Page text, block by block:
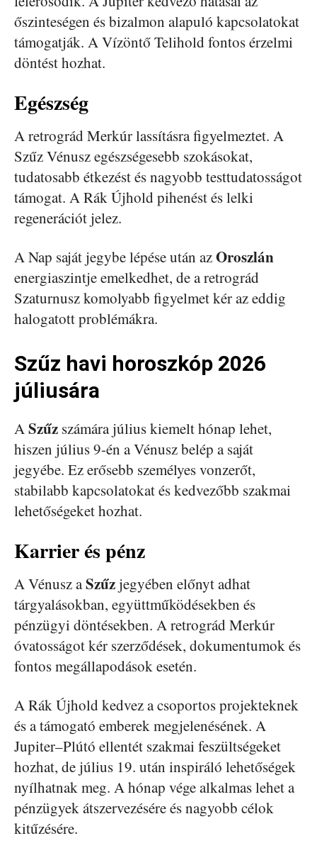
őszinteségen és bizalmon alapuló kapcsolatokat
támogatják. A Vízöntő Telihold fontos érzelmi
döntést hozhat.
Egészség
A retrográd Merkúr lassításra figyelmeztet. A
Szűz Vénusz egészségesebb szokásokat,
tudatosabb étkezést és nagyobb testtudatosságot
támogat. A Rák Újhold pihenést és lelki
regenerációt jelez.
A Nap saját jegybe lépése után azOroszlán
energiaszintje emelkedhet, de a retrográd
Szaturnusz komolyabb figyelmet kér az eddig
halogatott problémákra.
Szűz havi horoszkóp 2026
júliusára
ASzűz számára július kiemelt hónap lehet,
hiszen július 9-én a Vénusz belép a saját
jegyébe. Ez erősebb személyes vonzerőt,
stabilabb kapcsolatokat és kedvezőbb szakmai
lehetőségeket hozhat.
Karrier és pénz
A Vénusz aSzűzjegyében előnyt adhat
tárgyalásokban, együttműködésekben és
pénzügyi döntésekben. A retrográd Merkúr
óvatosságot kér szerződések, dokumentumok és
fontos megállapodások esetén.
A Rák Újhold kedvez a csoportos projekteknek
és a támogató emberek megjelenésének. A
Jupiter–Plútó ellentét szakmai feszültségeket
hozhat, de július 19. után inspiráló lehetőségek
nyílhatnak meg. A hónap vége alkalmas lehet a
pénzügyek átszervezésére és nagyobb célok
kitűzésére.